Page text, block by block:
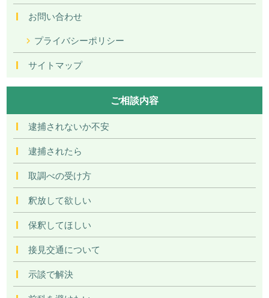
お問い合わせ
プライバシーポリシー
サイトマップ
ご相談内容
逮捕されないか不安
逮捕されたら
取調べの受け方
釈放して欲しい
保釈してほしい
接見交通について
示談で解決